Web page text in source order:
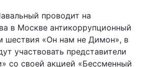
проводит на
в Москве антикоррупционный
шествия «Он нам не Димон», в
участвовать представители
со своей акцией «Бессменный